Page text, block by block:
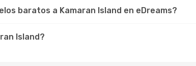
baratos a Kamaran Island en eDreams?
Island?